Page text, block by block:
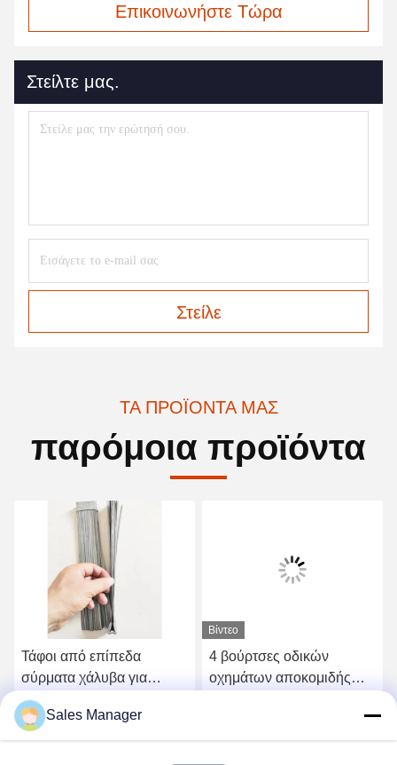
Επικοινωνήστε Τώρα
Στείλτε μας.
Στείλε
ΤΑ ΠΡΟΪΌΝΤΑ ΜΑΣ
παρόμοια προϊόντα
Τάφοι από επίπεδα
σύρματα χάλυβα για
σκούπες στα χαντάκια
Πάρτε την καλύτερη τιμή
Βίντεο
4 βούρτσες οδικών
οχημάτων αποκομιδής
υδρορροών τμημάτων για
το όχημα αποκομιδής
Sales Manager